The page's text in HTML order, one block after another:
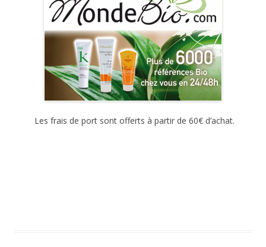
Les frais de port sont offerts à partir de 60€ d’achat.